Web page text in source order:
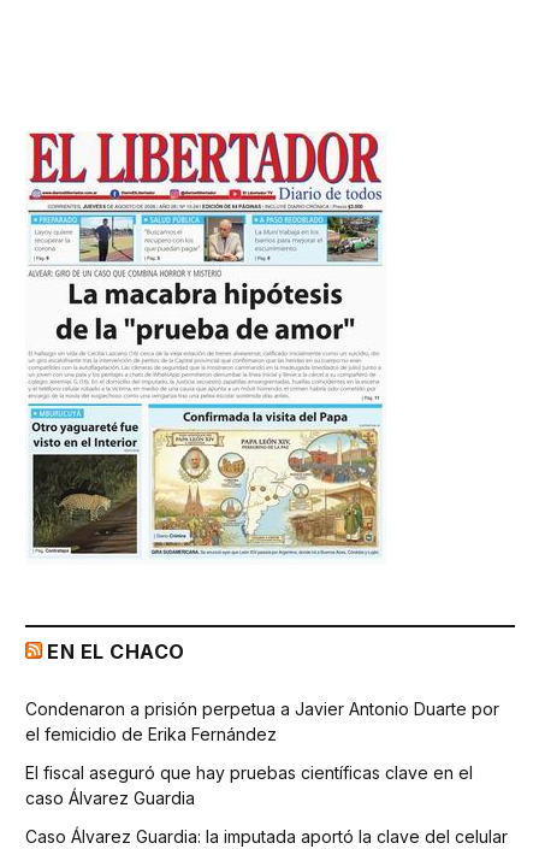
EN EL CHACO
Condenaron a prisión perpetua a Javier Antonio Duarte por
el femicidio de Erika Fernández
El fiscal aseguró que hay pruebas científicas clave en el
caso Álvarez Guardia
Caso Álvarez Guardia: la imputada aportó la clave del celular